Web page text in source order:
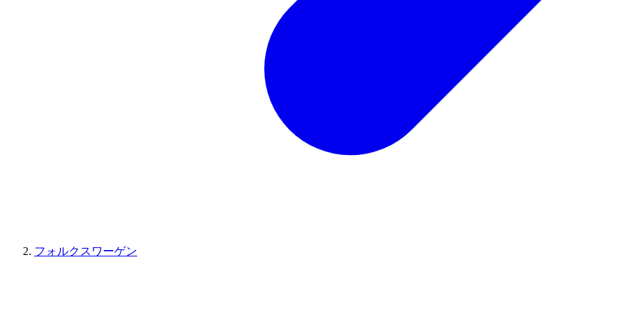
フォルクスワーゲン